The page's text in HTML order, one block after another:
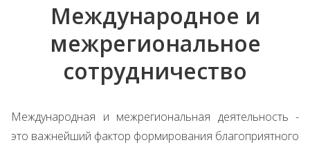
Международное и
межрегиональное
сотрудничество
Международная и межрегиональная деятельность -
это важнейший фактор формирования благоприятного